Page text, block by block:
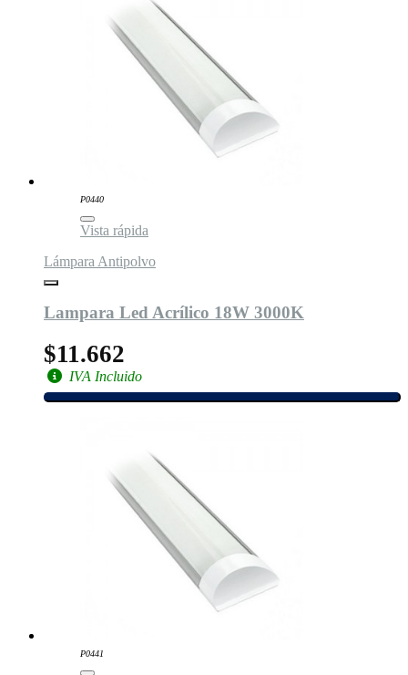
P0440
Vista rápida
Lámpara Antipolvo
Lampara Led Acrílico 18W 3000K
$11.662
IVA Incluido
P0441